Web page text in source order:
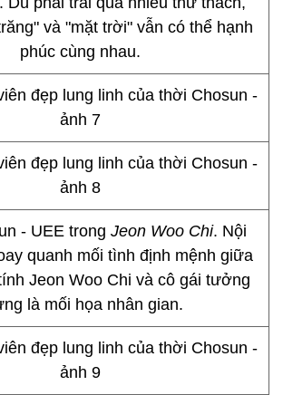
và "mặt trời" vẫn có thể hạnh
phúc cùng nhau.
- UEE trong Jeon Woo Chi. Nội
quanh mối tình định mệnh giữa
Jeon Woo Chi và cô gái tưởng
là mối họa nhân gian.